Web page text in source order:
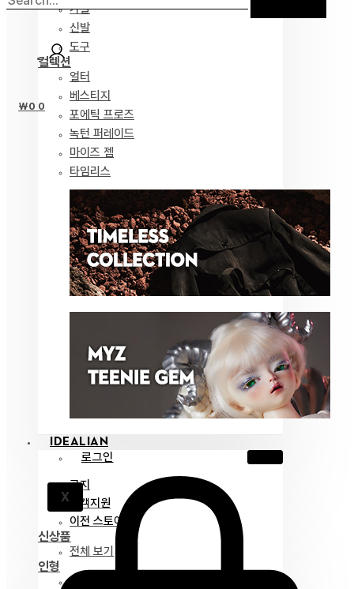
가발
신발
도구
컬렉션
얼터
베스티지
포에틱 프로즈
녹턴 퍼레이드
마이즈 젬
타임리스
IDEALIAN
로그인
X
공지
고객지원
이전 스토어
신상품
전체 보기
인형
아이딜리언 75
₩0 0